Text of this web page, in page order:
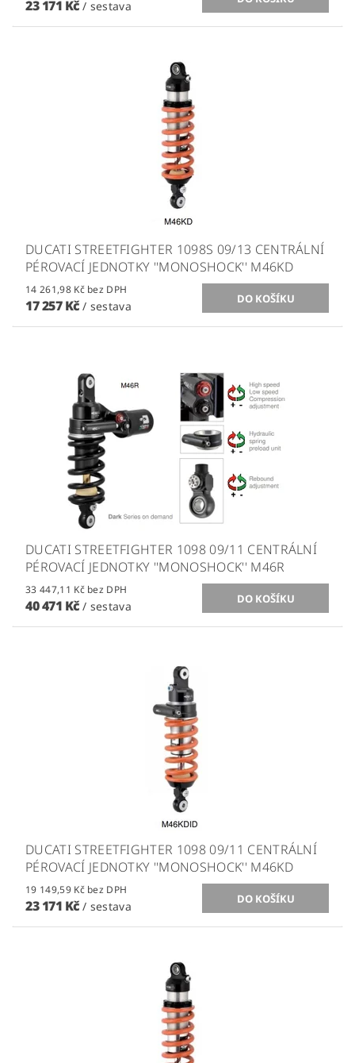
23 171 Kč/ sestava
DUCATI STREETFIGHTER 1098S 09/13 CENTRÁLNÍ
PÉROVACÍ JEDNOTKY ''MONOSHOCK'' M46KD
14 261,98 Kč bez DPH
17 257 Kč/ sestava
DUCATI STREETFIGHTER 1098 09/11 CENTRÁLNÍ
PÉROVACÍ JEDNOTKY ''MONOSHOCK'' M46R
33 447,11 Kč bez DPH
40 471 Kč/ sestava
DUCATI STREETFIGHTER 1098 09/11 CENTRÁLNÍ
PÉROVACÍ JEDNOTKY ''MONOSHOCK'' M46KD
19 149,59 Kč bez DPH
23 171 Kč/ sestava